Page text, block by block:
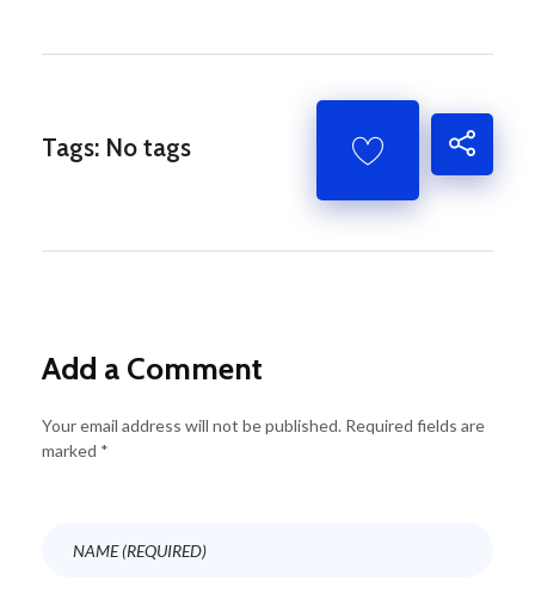
Tags: No tags
Add a Comment
Your email address will not be published. Required fields are
marked *